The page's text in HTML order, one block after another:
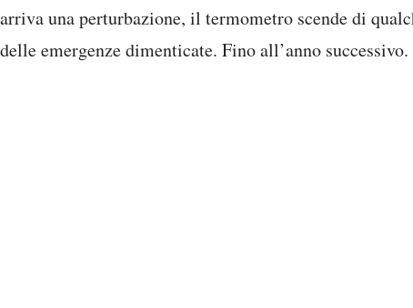
arriva una perturbazione, il termometro scende di
delle emergenze dimenticate. Fino all’anno successivo.